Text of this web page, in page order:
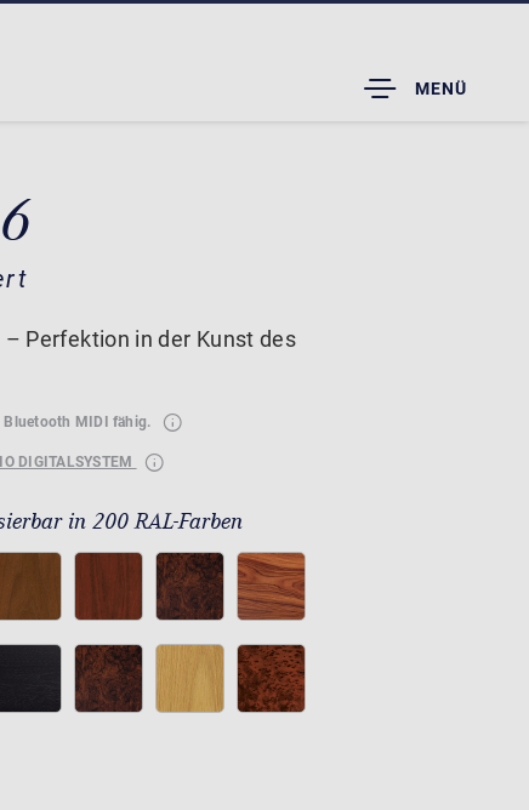
TOGGLE
DROPDOWN
MENÜ
– Perfektion in der Kunst des
Bluetooth MIDI fähig.
DIGITALSYSTEM
in 200 RAL-Farben